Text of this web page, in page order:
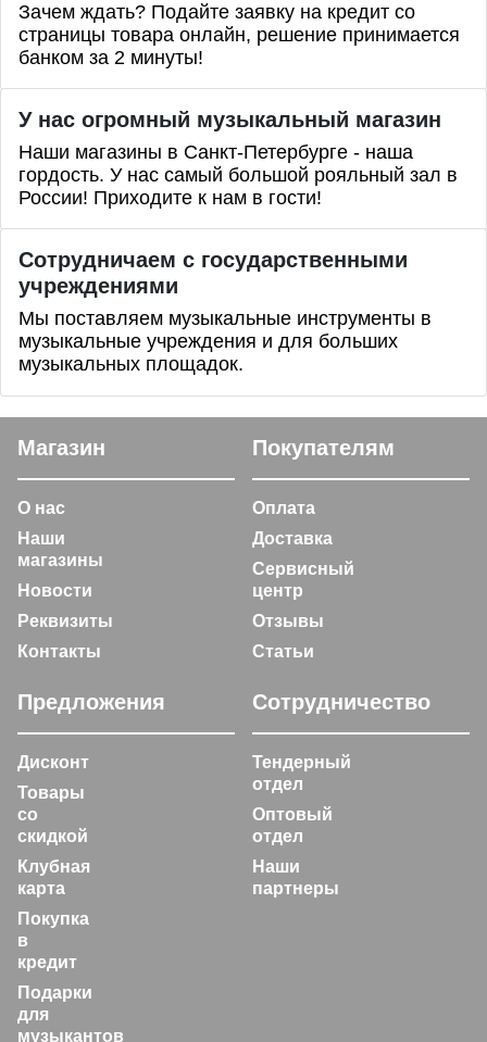
Зачем ждать? Подайте заявку на кредит со
страницы товара онлайн, решение принимается
банком за 2 минуты!
У нас огромный музыкальный магазин
Наши магазины в Санкт-Петербурге - наша
гордость. У нас самый большой рояльный зал в
России! Приходите к нам в гости!
Сотрудничаем с государственными
учреждениями
Мы поставляем музыкальные инструменты в
музыкальные учреждения и для больших
музыкальных площадок.
Магазин
О нас
Наши
магазины
Новости
Реквизиты
Контакты
Покупателям
Оплата
Доставка
Сервисный
центр
Отзывы
Статьи
Предложения
Дисконт
Товары
со
скидкой
Клубная
карта
Покупка
в
кредит
Подарки
для
музыкантов
Сотрудничество
Тендерный
отдел
Оптовый
отдел
Наши
партнеры